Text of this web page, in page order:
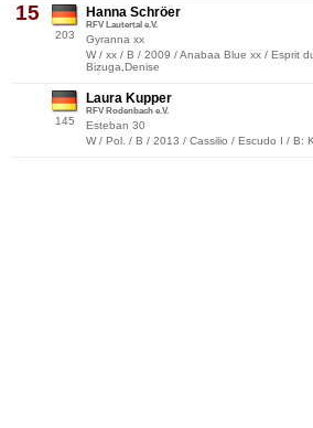
15
203
Hanna Schröer
RFV Lautertal e.V.
Gyranna xx
W / xx / B / 2009 / Anabaa Blue xx / Esprit
Bizuga,Denise
145
Laura Kupper
RFV Rodenbach e.V.
Esteban 30
W / Pol. / B / 2013 / Cassilio / Escudo I / B: